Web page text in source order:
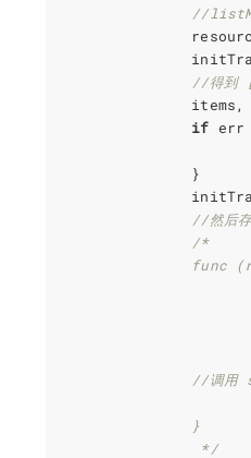
//
//得到
items ,
if err
}
//然后
/*
		 */